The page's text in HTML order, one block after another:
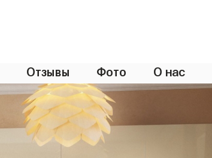
Отзывы Фото О нас